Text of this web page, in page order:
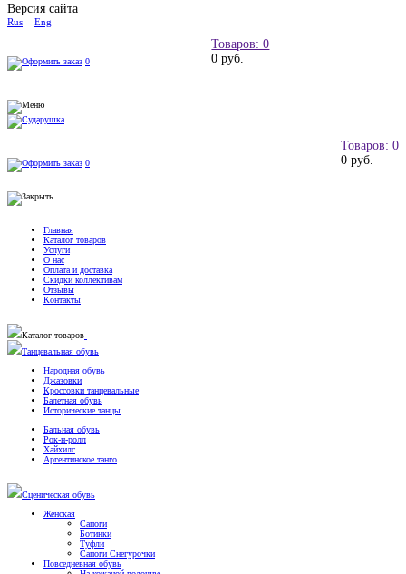
Версия сайта
Rus Eng
Товаров: 0
0 руб.
0
Товаров: 0
0 руб.
0
Главная
Каталог товаров
Услуги
О нас
Оплата и доставка
Скидки коллективам
Отзывы
Контакты
Каталог товаров
Танцевальная обувь
Народная обувь
Джазовки
Кроссовки танцевальные
Балетная обувь
Исторические танцы
Бальная обувь
Рок-н-ролл
Хайхилс
Аргентинское танго
Сценическая обувь
Женская
Сапоги
Ботинки
Туфли
Сапоги Снегурочки
Повседневная обувь